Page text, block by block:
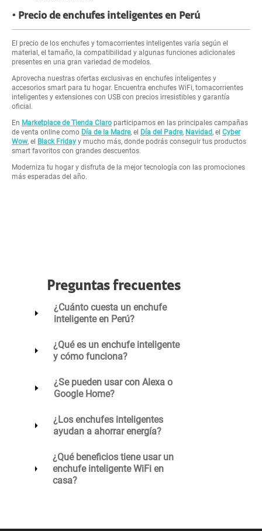
Precio de enchufes inteligentes en Perú
El precio de los enchufes y tomacorrientes inteligentes varía según el
material, el tamaño, la compatibilidad y algunas funciones adicionales
presentes en una gran variedad de modelos.
Aprovecha nuestras ofertas exclusivas en enchufes inteligentes y
accesorios smart para tu hogar. Encuentra enchufes WiFi, tomacorrientes
inteligentes y extensiones con USB con precios irresistibles y garantía
oficial.
En Marketplace de Tienda Claro participamos en las principales campañas
de venta online como Día de la Madre, el Día del Padre, Navidad, el Cyber
Wow, el Black Friday y mucho más, donde podrás conseguir tus productos
smart favoritos con grandes descuentos.
Moderniza tu hogar y disfruta de la mejor tecnología con las promociones
más esperadas del año.
Preguntas frecuentes
¿Cuánto cuesta un enchufe
inteligente en Perú?
¿Qué es un enchufe inteligente
y cómo funciona?
¿Se pueden usar con Alexa o
Google Home?
¿Los enchufes inteligentes
ayudan a ahorrar energía?
¿Qué beneficios tiene usar un
enchufe inteligente WiFi en
casa?